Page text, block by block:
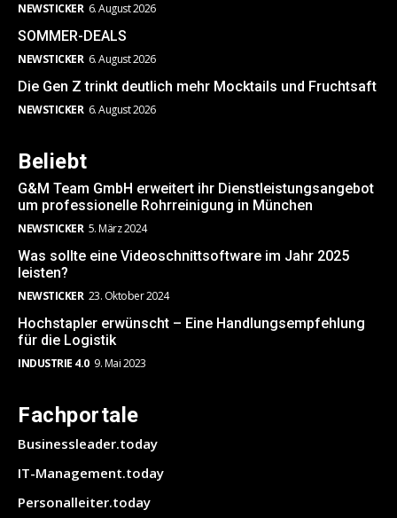
NEWSTICKER 6. August 2026
SOMMER-DEALS
NEWSTICKER 6. August 2026
Die Gen Z trinkt deutlich mehr Mocktails und Fruchtsaft
NEWSTICKER 6. August 2026
Beliebt
G&M Team GmbH erweitert ihr Dienstleistungsangebot
um professionelle Rohrreinigung in München
NEWSTICKER 5. März 2024
Was sollte eine Videoschnittsoftware im Jahr 2025
leisten?
NEWSTICKER 23. Oktober 2024
Hochstapler erwünscht – Eine Handlungsempfehlung
für die Logistik
INDUSTRIE 4.0 9. Mai 2023
Fachportale
Businessleader.today
IT-Management.today
Personalleiter.today